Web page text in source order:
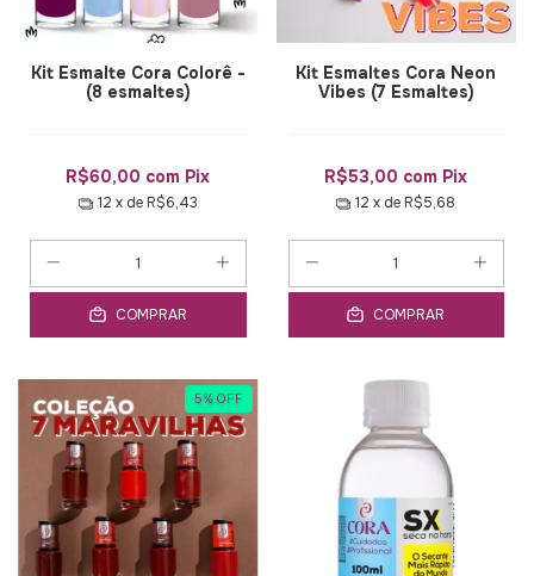
Kit Esmalte Cora Colorê -
(8 esmaltes)
R$60,00 com Pix
12 x de R$6,43
COMPRAR
Kit Esmaltes Cora Neon
Vibes (7 Esmaltes)
R$53,00 com Pix
12 x de R$5,68
COMPRAR
5% OFF